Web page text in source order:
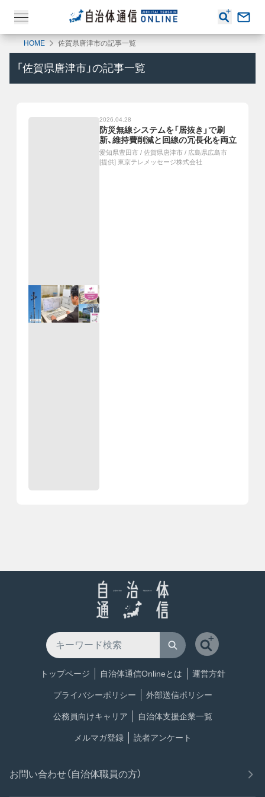
HOME 佐賀県唐津市の記事一覧
「 佐賀県唐津市 」の記事一覧
2026.04.28
防災無線システムを「居抜き」で刷
新、維持費削減と回線の冗長化を両立
愛知県豊田市 / 佐賀県唐津市 / 広島県広島市
[提供] 東京テレメッセージ株式会社
トップページ 自治体通信Onlineとは 運営方針
プライバシーポリシー 外部送信ポリシー
公務員向けキャリア 自治体支援企業一覧
メルマガ登録 読者アンケート
お問い合わせ（自治体職員の方）